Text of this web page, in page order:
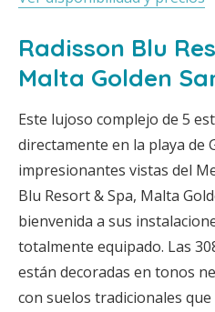
Radisson Blu
Malta Golden
Este lujoso complejo de 5
directamente en la playa de
impresionantes vistas del
Blu Resort & Spa, Malta
bienvenida a sus
totalmente equipado. Las
están decoradas en tonos
con suelos tradicionales